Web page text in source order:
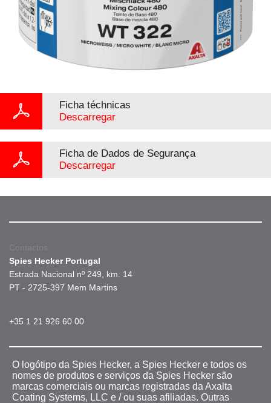
Ficha téchnicas
Descarregar
Ficha de Dados de Segurança
Descarregar
Contactos
Spies Hecker Portugal
Estrada Nacional nº 249, km. 14
PT - 2725-397 Mem Martins
+35 1 21 926 60 00
O logótipo da Spies Hecker, a Spies Hecker e todos os
nomes de produtos e serviços da Spies Hecker são
marcas comerciais ou marcas registradas da Axalta
Coating Systems, LLC e / ou suas afiliadas. Outras